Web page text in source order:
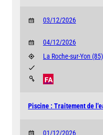
03/12/2026
04/12/2026
La Roche-sur-Yon (85)
FA
Piscine : Traitement de
01/12/2026